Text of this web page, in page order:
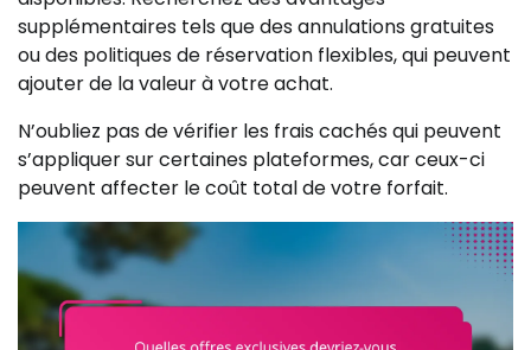
supplémentaires tels que des annulations gratuites
ou des politiques de réservation flexibles, qui peuvent
ajouter de la valeur à votre achat.
N’oubliez pas de vérifier les frais cachés qui peuvent
s’appliquer sur certaines plateformes, car ceux-ci
peuvent affecter le coût total de votre forfait.